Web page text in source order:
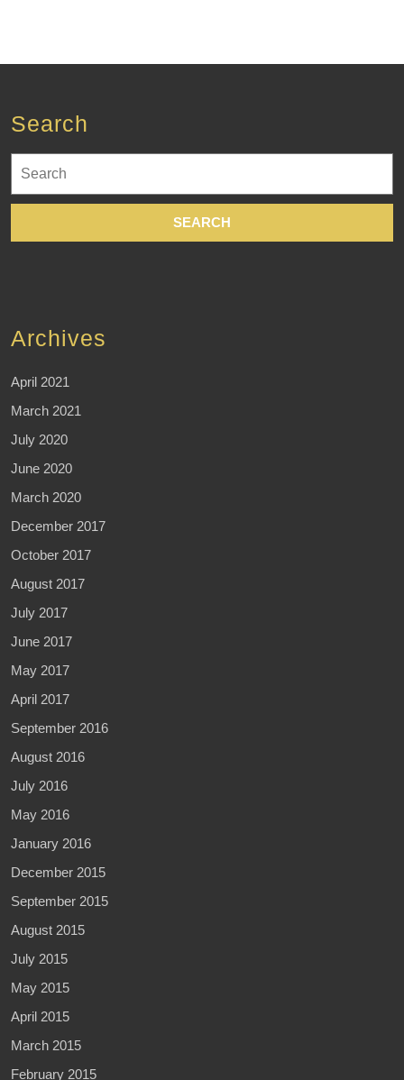
Search
for:
Archives
April 2021
March 2021
July 2020
June 2020
March 2020
December 2017
October 2017
August 2017
July 2017
June 2017
May 2017
April 2017
September 2016
August 2016
July 2016
May 2016
January 2016
December 2015
September 2015
August 2015
July 2015
May 2015
April 2015
March 2015
February 2015